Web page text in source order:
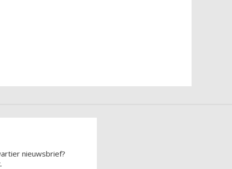
nieuwsbrief?